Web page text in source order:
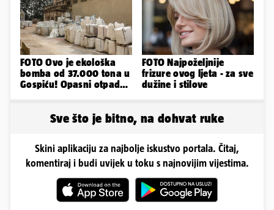
FOTO Ovo je ekološka
bomba od 37.000 tona u
Gospiću! Opasni otpad
FOTO Najpoželjnije
frizure ovog ljeta - za sve
dužine i stilove
Sve što je bitno, na dohvat ruke
Skini aplikaciju za najbolje iskustvo portala. Čitaj,
komentiraj i budi uvijek u toku s najnovijim vijestima.